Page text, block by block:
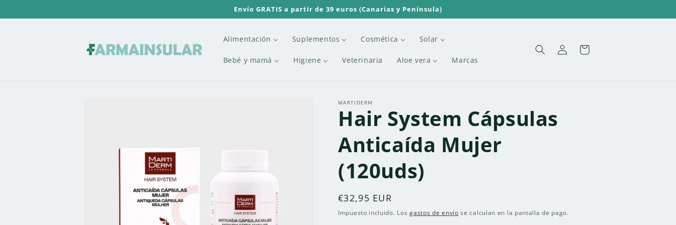
al contenido
Envío GRATIS a partir de 39 euros (Canarias y Península)
Alimentación Suplementos Cosmética Solar
Bebé y mamá Higiene Veterinaria Aloe vera Marcas
Iniciar
sesión
Carrito
MARTIDERM
Hair System Cápsulas
Anticaída Mujer
(120uds)
Precio
habitual
€32,95 EUR
Impuesto incluido. Losgastos de envío se calculan en la pantalla de pago.